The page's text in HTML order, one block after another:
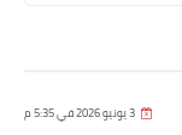
3 يونيو 2026 في 5:35 م